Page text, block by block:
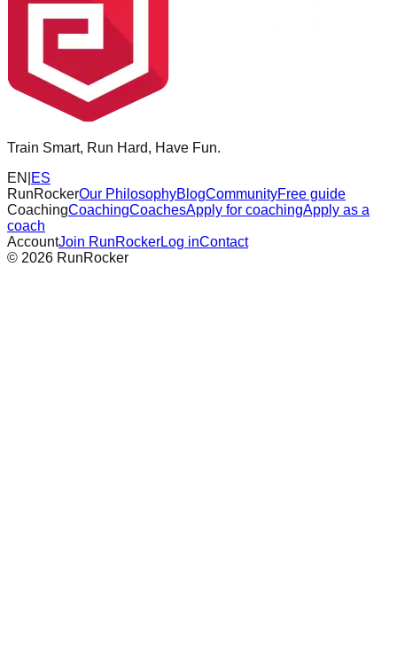
Train Smart, Run Hard, Have Fun.
EN ES
RunRockerOur PhilosophyBlogCommunityFree guide
CoachingCoachingCoachesApply for coachingApply as a
coach
AccountJoin RunRockerLog inContact
© 2026 RunRocker